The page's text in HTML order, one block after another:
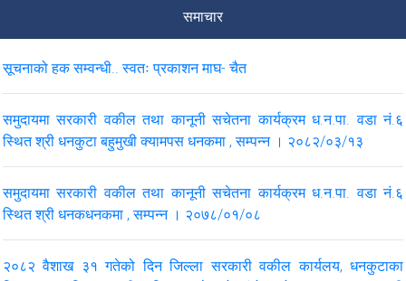
समाचार
सूचनाको हक सम्वन्धी.. स्वतः प्रकाशन माघ- चैत
समुदायमा सरकारी वकील तथा कानूनी सचेतना कार्यक्रम ध.न.पा. वडा नं.६
स्थित श्री धनकुटा बहुमुखी क्यामपस धनकमा , सम्पन्न । २०८२/०३/१३
समुदायमा सरकारी वकील तथा कानूनी सचेतना कार्यक्रम ध.न.पा. वडा नं.६
स्थित श्री धनकधनकमा , सम्पन्न । २०७८/०१/०८
२०८२ वैशाख ३१ गतेको दिन जिल्ला सरकारी वकील कार्यलय, धनकुटाका